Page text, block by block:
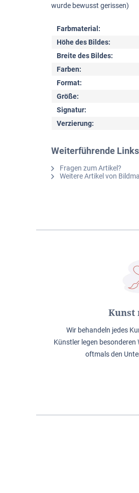
wurde bewusst gerissen)
Farbmaterial:
Höhe des Bildes:
Breite des Bildes:
Farben:
Format:
Größe:
Signatur:
Verzierung:
Weiterführende
Fragen zum Artikel?
Weitere Artikel von
Kunst
Wir behandeln jedes
Künstler legen besonderen
oftmals den